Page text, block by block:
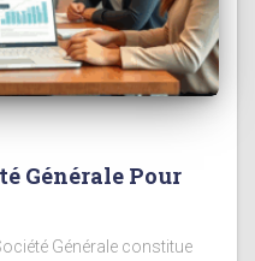
Générale Pour
Générale constitue